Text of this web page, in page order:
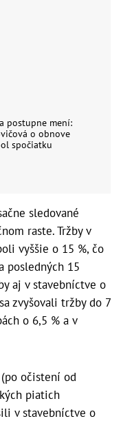
postupne mení:
o obnove
spočiatku
sledované
raste. Tržby v
vyššie o 15 %, čo
posledných 15
aj v stavebníctve o
zvyšovali tržby do 7
o 6,5 % a v
očistení od
piatich
v stavebníctve o